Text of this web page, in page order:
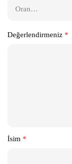
Değerlendirmeniz *
İsim *